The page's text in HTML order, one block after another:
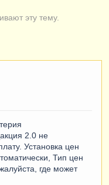
эту тему.
2.0 не
Установка цен
Тип цен
где может